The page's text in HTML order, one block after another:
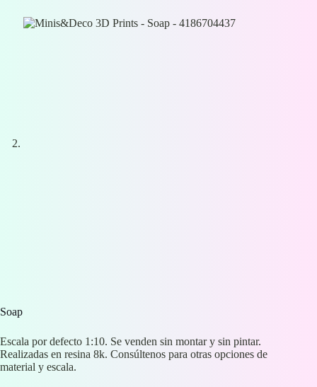
Soap
Escala por defecto 1:10. Se venden sin montar y sin pintar.
Realizadas en resina 8k. Consúltenos para otras opciones de
material y escala.